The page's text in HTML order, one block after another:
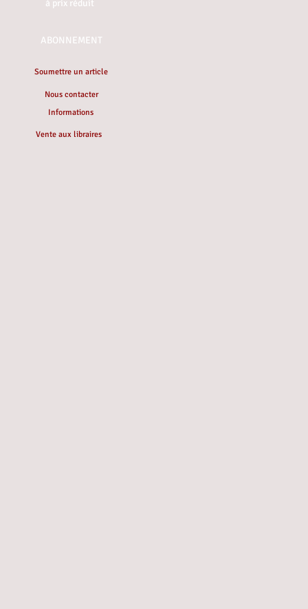
à prix réduit
ABONNEMENT
Soumettre un article
Nous contacter
Informations
Vente aux libraires